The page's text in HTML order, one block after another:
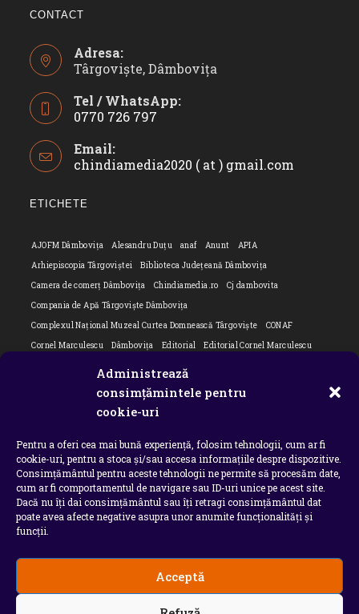
Administrează
consimțămintele pentru
cookie-uri
Pentru a oferi cea mai bună experiență, folosim tehnologii, cum ar fi
cookie-uri, pentru a stoca și/sau accesa informațiile despre dispozitive.
Consimțământul pentru aceste tehnologii ne permite să procesăm date,
cum ar fi comportamentul de navigare sau ID-uri unice pe acest site.
Dacă nu îți dai consimțământul sau îți retragi consimțământul dat
poate avea afecte negative asupra unor anumite funcționalități și
funcții.
Acceptă
CONTACT
Adresa:
Târgoviște, Dâmbovița
Tel / WhatsApp:
0770 726 797
in
your
Email:
chindiamedia2020 ( at ) gmail.com
ETICHETE
AJOFM Dâmbovița Alesandru Duțu anaf Anunt
APIA
Arhiepiscopia Târgoviștei
Biblioteca Județeană Dâmbovița
Camera de comerț Dâmbovița
Chindiamedia.ro
Cj dambovita
Compania de Apă Târgoviște Dâmbovița
Complexul Național Muzeal Curtea Domnească Târgoviște
CONAF
Cornel Marculescu
Dâmbovița Editorial
Editorial Cornel Marculescu
ipj dambovita
Isu dambovita Basarab I Dambovita
Ministerul Educației
ministerul sanatatii Nu-ți uita istoria
Oana Filip
Prefectura dambovita
Primaria Dragodana
Primaria Lucieni
primaria Răzvad
Primaria Ulmi primăria Târgoviște
PSD Dambovita
psiholog
Serial Situatia Covid 19 Dambovita
Situație Covid-19
Universitatea Valahia
Copyright 2026 - Chindia Media